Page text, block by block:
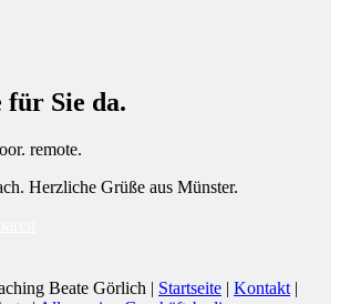
Sie da.
remote.
Herzliche Grüße aus Münster.
Beate Görlich | Startseite | Kontakt |